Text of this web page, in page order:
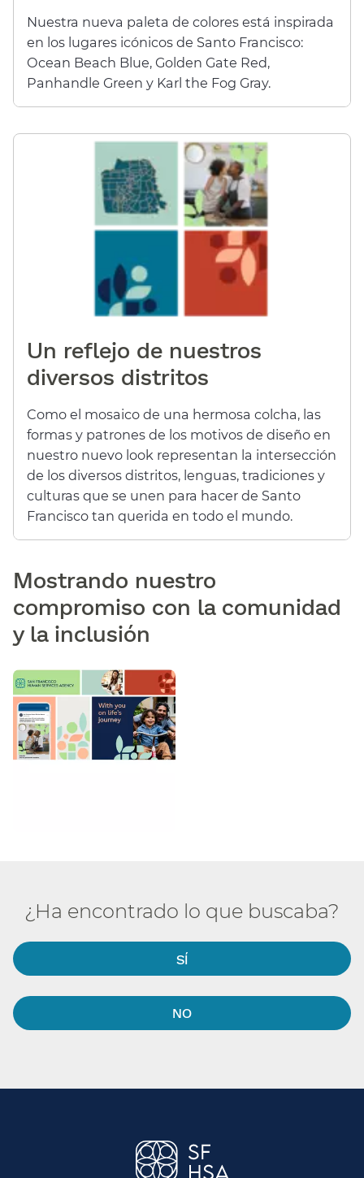
Nuestra nueva paleta de colores está inspirada
en los lugares icónicos de Santo Francisco:
Ocean Beach Blue, Golden Gate Red,
Panhandle Green y Karl the Fog Gray.​​
Un reflejo de nuestros
diversos distritos​​
Como el mosaico de una hermosa colcha, las
formas y patrones de los motivos de diseño en
nuestro nuevo look representan la intersección
de los diversos distritos, lenguas, tradiciones y
culturas que se unen para hacer de Santo
Francisco tan querida en todo el mundo.​​
Mostrando nuestro
compromiso con la comunidad
y la inclusión​​
¿Ha encontrado lo que buscaba?​​
SÍ​​
NO​​